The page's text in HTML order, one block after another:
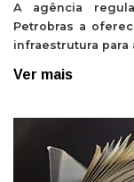
A agência
Petrobras a
infraestrutura para
Ver mais